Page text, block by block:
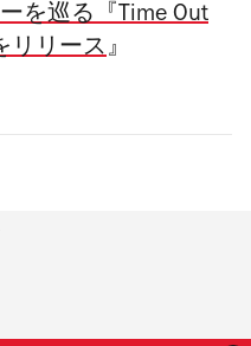
を巡る『Time Out
リリース』